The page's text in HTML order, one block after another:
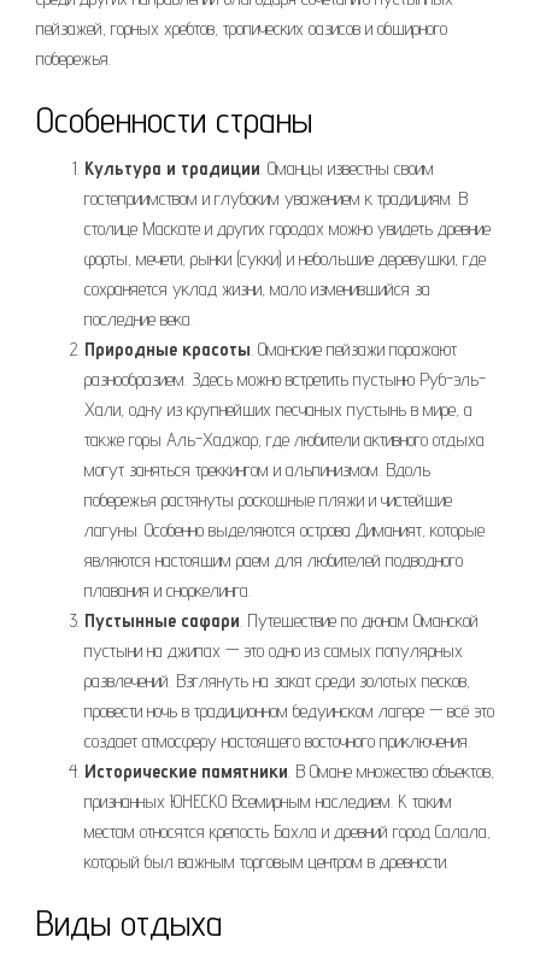
пейзажей, горных хребтов, тропических оазисов и обширного
побережья.
Особенности страны
Культура и традиции. Оманцы известны своим
гостеприимством и глубоким уважением к традициям. В
столице Маскате и других городах можно увидеть древние
форты, мечети, рынки (сукки) и небольшие деревушки, где
сохраняется уклад жизни, мало изменившийся за
последние века.
Природные красоты. Оманские пейзажи поражают
разнообразием. Здесь можно встретить пустыню Руб-эль-
Хали, одну из крупнейших песчаных пустынь в мире, а
также горы Аль-Хаджар, где любители активного отдыха
могут заняться треккингом и альпинизмом. Вдоль
побережья растянуты роскошные пляжи и чистейшие
лагуны. Особенно выделяются острова Диманият, которые
являются настоящим раем для любителей подводного
плавания и сноркелинга.
Пустынные сафари. Путешествие по дюнам Оманской
пустыни на джипах — это одно из самых популярных
развлечений. Взглянуть на закат среди золотых песков,
провести ночь в традиционном бедуинском лагере — всё это
создает атмосферу настоящего восточного приключения.
Исторические памятники. В Омане множество объектов,
признанных ЮНЕСКО Всемирным наследием. К таким
местам относятся крепость Бахла и древний город Салала,
который был важным торговым центром в древности.
Виды отдыха